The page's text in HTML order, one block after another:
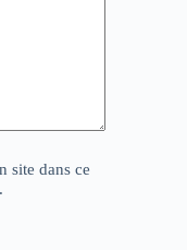
site dans ce